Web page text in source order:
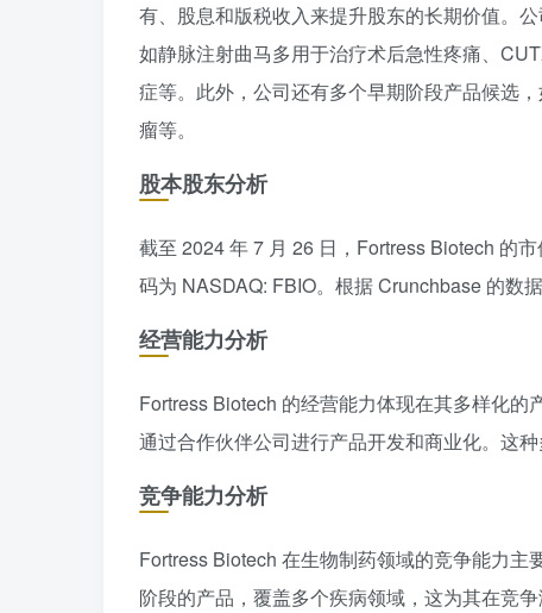
有、股息和版税收入来提升股东的长期价值。
如静脉注射曲马多用于治疗术后急性疼痛、
症等。此外，公司还有多个早期阶段产品候选
瘤等。
股本股东分析
截至 2024 年 7 月 26 日，Fortress Biotech 的
码为 NASDAQ: FBIO。根据 Crunchbase 的数
经营能力分析
Fortress Biotech 的经营能力体现在其多样化
通过合作伙伴公司进行产品开发和商业化。这
竞争能力分析
Fortress Biotech 在生物制药领域的竞争能力
阶段的产品，覆盖多个疾病领域，这为其在竞争